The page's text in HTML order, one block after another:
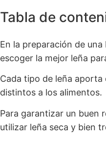
Tabla de
En la preparación de
escoger la mejor leña
Cada tipo de leña
distintos a los alimentos.
Para garantizar un buen
utilizar leña seca y bien